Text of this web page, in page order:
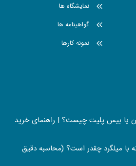
نمایشگاه ها
گواهینامه ها
نمونه کارها
یا بیس پلیت چیست؟ | راهنمای خرید
با میلگرد چقدر است؟ (محاسبه دقیق